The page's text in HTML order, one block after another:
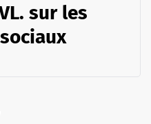
sur les